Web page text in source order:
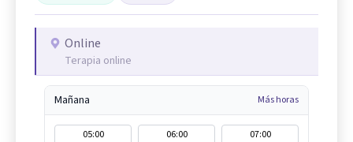
Online
Terapia online
Mañana Más horas
05:00 06:00
07:00